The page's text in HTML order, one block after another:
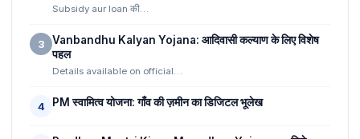
Subsidy aur loan की…
3
Vanbandhu Kalyan Yojana: आदिवासी कल्याण के लिए विशेष
पहल
Details available on official…
4 PM स्वामित्व योजना: गाँव की ज़मीन का डिजिटल भूलेख